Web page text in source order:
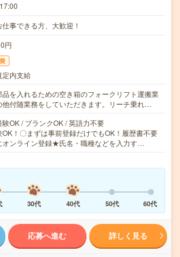
事できる方、大歓迎！
円
定内支給
品を入れるための空き箱のフォークリフト運搬業
他付随業務をしていただきます。リーチ乗れ…
OK / ブランクOK / 英語力不要
！〇まずは事前登録だけでもOK！履歴書不要
オンライン登録★氏名・職種などを入力す…
30代 40代 50代 60代
応募へ進む 詳しく見る